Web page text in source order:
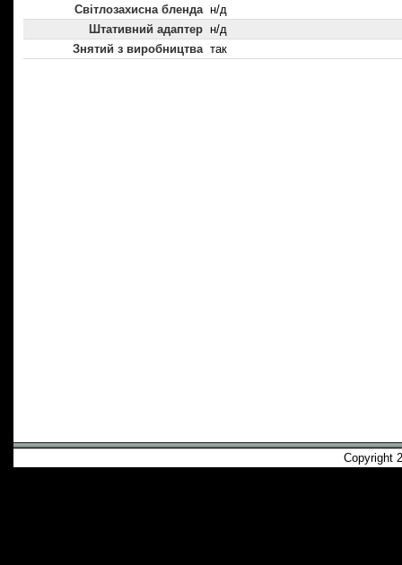
Світлозахисна бленда н/д
Штативний адаптер н/д
Знятий з виробництва так
Copyright